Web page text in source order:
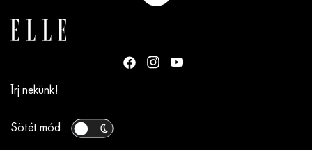
Írj nekünk!
Sötét mód